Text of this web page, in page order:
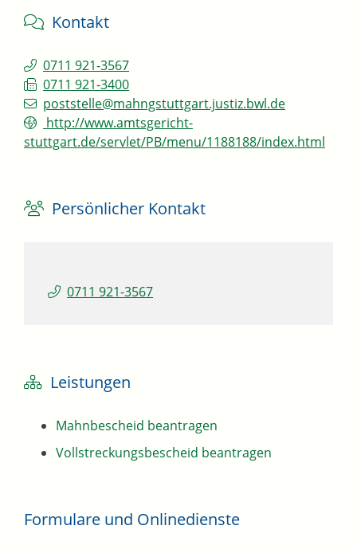
Kontakt
0711 921-3567
0711 921-3400
poststelle@mahngstuttgart.justiz.bwl.de
http://www.amtsgericht-
stuttgart.de/servlet/PB/menu/1188188/index.html
Persönlicher Kontakt
0711 921-3567
Leistungen
Mahnbescheid beantragen
Vollstreckungsbescheid beantragen
Formulare und Onlinedienste